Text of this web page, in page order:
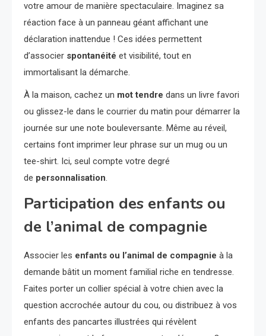
votre amour de manière spectaculaire. Imaginez sa
réaction face à un panneau géant affichant une
déclaration inattendue ! Ces idées permettent
d’associer spontanéité et visibilité, tout en
immortalisant la démarche.
À la maison, cachez un mot tendre dans un livre favori
ou glissez-le dans le courrier du matin pour démarrer la
journée sur une note bouleversante. Même au réveil,
certains font imprimer leur phrase sur un mug ou un
tee-shirt. Ici, seul compte votre degré
de personnalisation.
Participation des enfants ou
de l’animal de compagnie
Associer les enfants ou l’animal de compagnie à la
demande bâtit un moment familial riche en tendresse.
Faites porter un collier spécial à votre chien avec la
question accrochée autour du cou, ou distribuez à vos
enfants des pancartes illustrées qui révèlent